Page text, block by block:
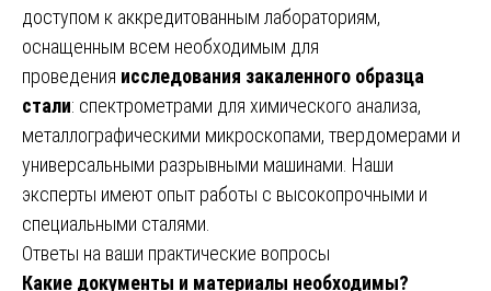
доступом к аккредитованным лабораториям,
оснащенным всем необходимым для
проведения исследования закаленного образца
стали: спектрометрами для химического анализа,
металлографическими микроскопами, твердомерами и
универсальными разрывными машинами. Наши
эксперты имеют опыт работы с высокопрочными и
специальными сталями.
Ответы на ваши практические вопросы
Какие документы и материалы необходимы?